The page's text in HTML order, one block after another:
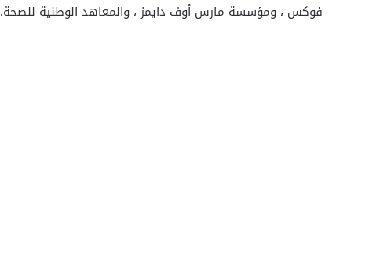
فوكس ، ومؤسسة مارس أوف دايمز ، والمعاهد الوطنية للصحة.